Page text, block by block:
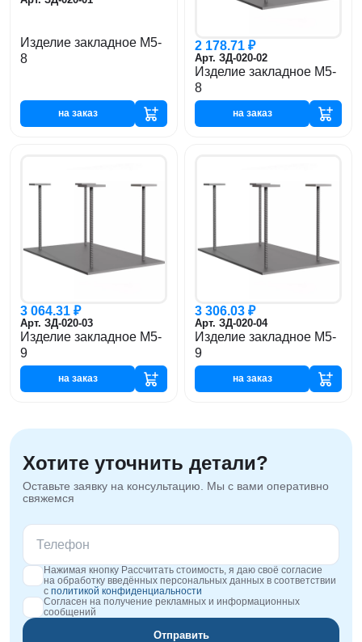
Изделие закладное М5-
8
на заказ
2 178.71 ₽
Арт. ЗД-020-02
Изделие закладное М5-
8
на заказ
3 064.31 ₽
Арт. ЗД-020-03
Изделие закладное М5-
9
на заказ
3 306.03 ₽
Арт. ЗД-020-04
Изделие закладное М5-
9
на заказ
Хотите уточнить детали?
Оставьте заявку на консультацию. Мы с вами оперативно
свяжемся
Нажимая кнопку Рассчитать стоимость, я даю своё согласие
на обработку введённых персональных данных в соответствии
с политикой конфиденциальности
Согласен на получение рекламных и информационных
сообщений
Отправить